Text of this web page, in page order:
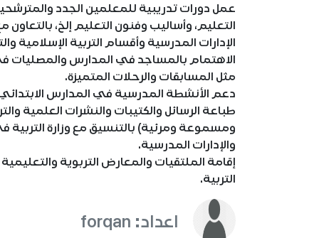
عمل دورات تدريبية للمعلمين الجدد
التعليم، وأساليب وفنون التعليم إلخ، بالتعاون
الإدارات المدرسية وأقسام التربية الإسلامية
الاهتمام بالمساجد في المدارس والمصليات
مثل المسابقات والرحلات المتميزة.
دعم الأنشطة المدرسية في المدارس
طباعة الرسائل والكتيبات والنشرات العلمية
ومسموعة ومرئية) بالتنسيق مع وزارة
والإدارات المدرسية.
إقامة الملتقيات والمعارض التربوية
التربية.
اعداد: forqan